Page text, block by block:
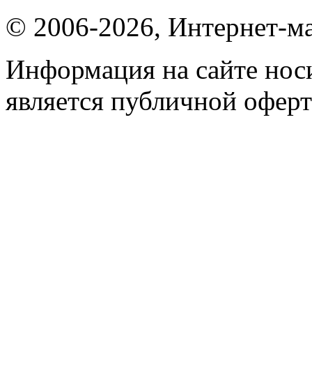
© 2006-2026, Интернет-
Информация на сайте
является публичной